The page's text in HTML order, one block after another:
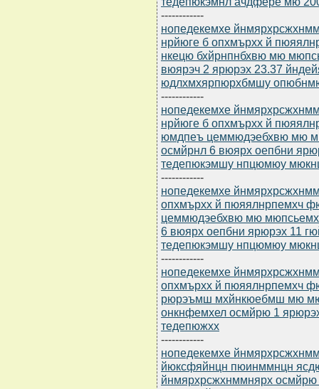
------------
нопедекемхе
нрйюге б опхмърхх й
нкецю бхйрнпнбхвю мю
вюярэч 2 ярюрэх 23.37
юдлхмхярпюрхбмшу
------------
нопедекемхе
нрйюге б опхмърхх й
юмдпеъ цеммюдэебхвю мю
осмйрнл 6 вюярх оепбни
тедепюкэмшу нпцюмюу
------------
нопедекемхе
опхмърхх й пюяялнрпемхч
цеммюдэебхвю мю
6 вюярх оепбни ярюрэх 11
тедепюкэмшу нпцюмюу
------------
нопедекемхе
опхмърхх й пюяялнрпемхч
рюрэъмш мхйнкюебмш мю
онкнфемхел осмйрю 1
тедепюжхх
------------
нопедекемхе
йюксфяйнцн пюинммнцн
йнмярхрсжхнммнярх